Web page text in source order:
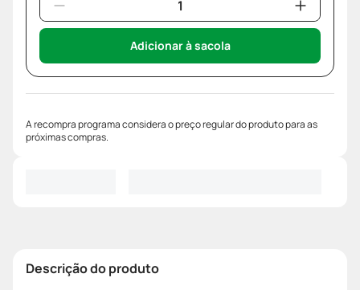
Adicionar à sacola
A recompra programa considera o preço regular do produto para as
próximas compras.
Descrição do produto